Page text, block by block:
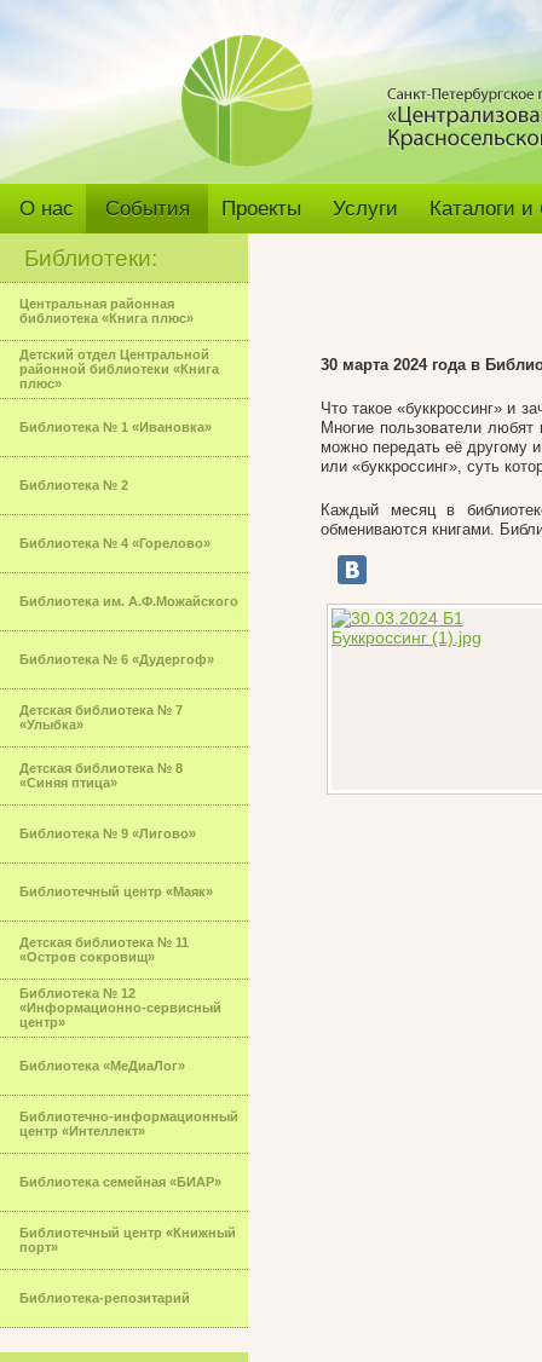
О нас События Проекты Услуги Каталоги
Библиотеки:
Центральная районная
библиотека «Книга плюс»
Детский отдел Центральной
районной библиотеки «Книга
плюс»
Библиотека № 1 «Ивановка»
Библиотека № 2
Библиотека № 4 «Горелово»
Библиотека им. А.Ф.Можайского
Библиотека № 6 «Дудергоф»
Детская библиотека № 7
«Улыбка»
Детская библиотека № 8
«Синяя птица»
Библиотека № 9 «Лигово»
Библиотечный центр «Маяк»
Детская библиотека № 11
«Остров сокровищ»
Библиотека № 12
«Информационно-сервисный
центр»
Библиотека «МеДиаЛог»
Библиотечно-информационный
центр «Интеллект»
Библиотека семейная «БИАР»
Библиотечный центр «Книжный
порт»
Библиотека-репозитарий
30 марта 2024 года в
Что такое «буккроссинг» и
Многие пользователи
можно передать её другому
или «буккроссинг», суть
Каждый месяц в
обмениваются книгами.